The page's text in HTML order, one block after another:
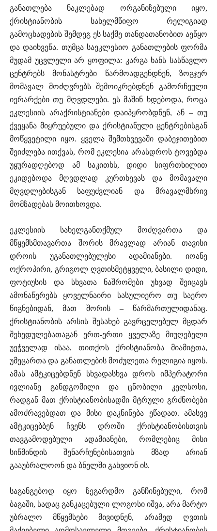
განათლება ნაკლებად ორგანიზებული იყო,
ქრისტიანობის სახელმწიფო რელიგიად
გამოცხადების შემდეგ ეს საქმე თანდათანობით აეწყო
და დაიხვეწა. თუმცა საეკლესიო განათლების ფორმა
მუდამ უცვლელი არ ყოფილა: კარგა ხანს სასწავლო
ცენტრებს მონასტრები წარმოადგენდნენ, ზოგჯერ
მომავალ მოძღვრებს შემოიკრებდნენ გამორჩეული
იერარქები თუ მღვდლები. ეს მაშინ ხდებოდა, როცა
ეკლესიის არაქრისტიანები დაიპყრობდნენ, ან – თუ
ქვეყანა მიყრუებული და ქრისტიანული ცენტრებისგან
მოწყვეტილი იყო. ყველა შემთხვევაში დაბეჯითებით
შეიძლება ითქვას, რომ ეკლესია არასდროს ტოვებდა
უყურადღებოდ ამ საკითხს, დიდი სიფრთხილით
ეკიდებოდა მღვდლად კურთხევას და მომავალი
მღვდლებისგან საფუძვლიან და მრავალმხრივ
მომზადებას მოითხოვდა.
ეკლესიის სახელგანთქმულ მოძღვართა და
მწყემსმთავართა შორის მრავლად არიან თავისი
დროის უგანათლებულესი ადამიანები. იოანე
ოქროპირი, გრიგოლ ღვთისმეტყველი, ბასილი დიდი,
ფოტიუსის და სხვათა ნაშრომები უხვად შეიცავს
ამონაწერებს ყოველნაირი სასულიერო თუ საერო
წიგნებიდან, მათ შორის – წარმართულიდანაც.
ქრისტიანობის არსის შესახებ გავრცელებულ მცდარ
შეხედულებათაგან ერთ-ერთი ყველაზე მიუღებელი
უეჭველად ისაა, თითქოს ქრისტიანობა მიამიტთა,
უმეცართა და განათლების მოძულეთა რელიგია იყოს.
ამას ამტკიცებდნენ სხვადასხვა დროს იმპერატორი
ივლიანე განდგომილი და ცნობილი კელსოსი,
რადგან მათ ქრისტიანობისადმი მტრული გრძნობები
ამოძრავებდათ და მისი დაკნინება ეწადათ. ამასვე
ამტკიცებბენ ჩვენს დროში ქრისტიანობისთვის
თავგამოდებული ადამიანები, რომლებიც მისი
სიწმინდის შენარჩუნებისათვის მზად არიან
გააუბრალოონ და ბნელში გახვიონ ის.
საგანგებოდ იყო ზეგარდმო განჩინებული, რომ
ბაგაში, სადაც განკაცებული ლოგოსი იშვა, არა მარტო
უბრალო მწყემსები მივიდნენ, არამედ ღვთის